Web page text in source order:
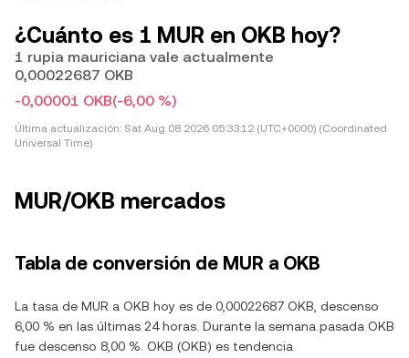
¿Cuánto es 1 MUR en OKB hoy?
1 rupia mauriciana vale actualmente
0,00022687 OKB
-0,00001 OKB(-6,00 %)
Última actualización: Sat Aug 08 2026 05:33:12 (UTC+0000) (Coordinated
Universal Time)
MUR/OKB mercados
Tabla de conversión de MUR a OKB
La tasa de MUR a OKB hoy es de 0,00022687 OKB, descenso
6,00 % en las últimas 24 horas. Durante la semana pasada OKB
fue descenso 8,00 %. OKB (OKB) es tendencia